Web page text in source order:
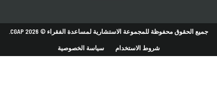
جميع الحقوق محفوظة للمجموعة الاستشارية لمساعدة الفقراء © 2026 CGAP.
شروط الاستخدام سياسة الخصوصية